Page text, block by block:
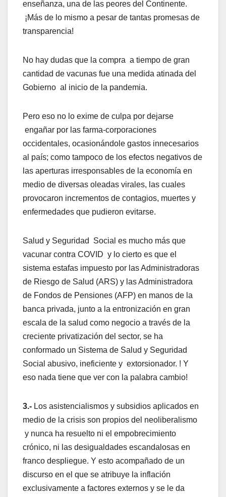
enseñanza, una de las peores del Continente.
¡Más de lo mismo a pesar de tantas promesas de
transparencia!
No hay dudas que la compra a tiempo de gran
cantidad de vacunas fue una medida atinada del
Gobierno al inicio de la pandemia.
Pero eso no lo exime de culpa por dejarse
engañar por las farma-corporaciones
occidentales, ocasionándole gastos innecesarios
al país; como tampoco de los efectos negativos de
las aperturas irresponsables de la economía en
medio de diversas oleadas virales, las cuales
provocaron incrementos de contagios, muertes y
enfermedades que pudieron evitarse.
Salud y Seguridad Social es mucho más que
vacunar contra COVID y lo cierto es que el
sistema estafas impuesto por las Administradoras
de Riesgo de Salud (ARS) y las Administradora
de Fondos de Pensiones (AFP) en manos de la
banca privada, junto a la entronización en gran
escala de la salud como negocio a través de la
creciente privatización del sector, se ha
conformado un Sistema de Salud y Seguridad
Social abusivo, ineficiente y extorsionador. ! Y
eso nada tiene que ver con la palabra cambio!
3.- Los asistencialismos y subsidios aplicados en
medio de la crisis son propios del neoliberalismo
y nunca ha resuelto ni el empobrecimiento
crónico, ni las desigualdades escandalosas en
franco despliegue. Y esto acompañado de un
discurso en el que se atribuye la inflación
exclusivamente a factores externos y se le da